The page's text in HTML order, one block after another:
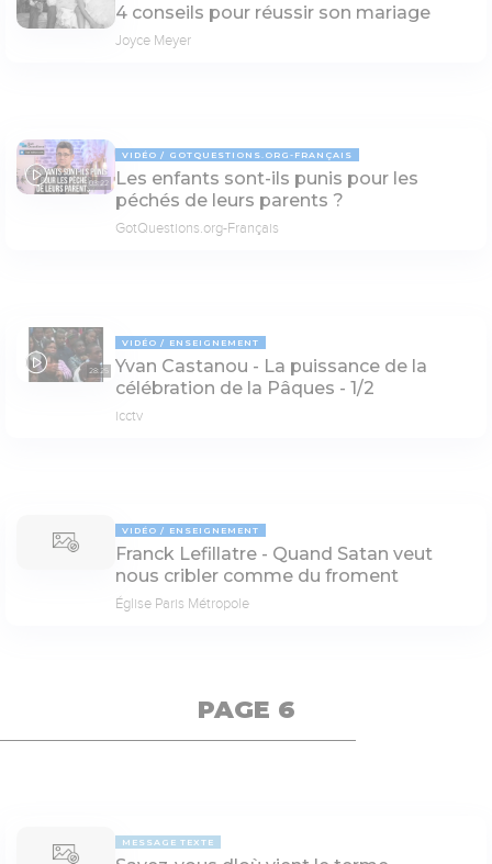
4 conseils pour réussir son mariage
Joyce Meyer
03:22
VIDÉO GOTQUESTIONS.ORG-FRANÇAIS
Les enfants sont-ils punis pour les
péchés de leurs parents ?
GotQuestions.org-Français
28:25
VIDÉO ENSEIGNEMENT
Yvan Castanou - La puissance de la
célébration de la Pâques - 1/2
icctv
VIDÉO ENSEIGNEMENT
Franck Lefillatre - Quand Satan veut
nous cribler comme du froment
Église Paris Métropole
PAGE 6
MESSAGE TEXTE